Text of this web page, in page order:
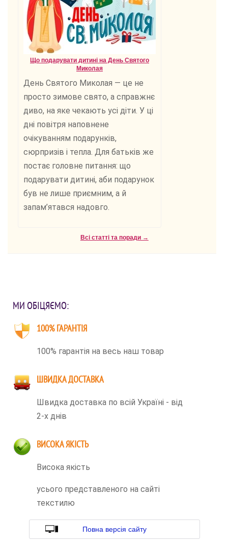
Що подарувати дитині на День Святого
Миколая
День Святого Миколая — це не
просто зимове свято, а справжнє
диво, на яке чекають усі діти. У ці
дні повітря наповнене
очікуванням подарунків,
сюрпризів і тепла. Для батьків же
постає головне питання: що
подарувати дитині, аби подарунок
був не лише приємним, а й
запам’ятався надовго.
Всі статті та поради →
МИ ОБІЦЯЄМО:
100% ГАРАНТІЯ
100% гарантія на весь наш товар
ШВИДКА ДОСТАВКА
Швидка доставка по всій Україні - від
2-х днів
ВИСОКА ЯКІСТЬ
Висока якість
усього представленого на сайті
текстилю
Повна версія сайту